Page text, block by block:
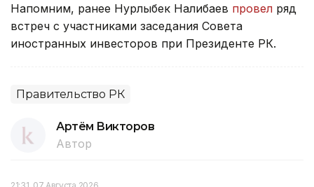
Напомним, ранее Нурлыбек Налибаев провел ряд
встреч с участниками заседания Совета
иностранных инвесторов при Президенте РК.
Правительство РК
Артём Викторов
Автор